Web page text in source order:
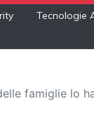
Tecnologie
famiglie lo